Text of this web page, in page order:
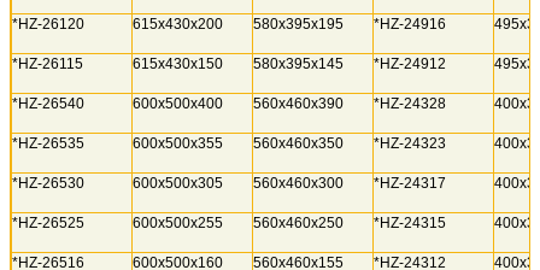
*HZ-26120 615x430x200 580x395x195 *HZ-24916
*HZ-26115 615x430x150 580x395x145 *HZ-24912
*HZ-26540 600x500x400 560x460x390 *HZ-24328
*HZ-26535 600x500x355 560x460x350 *HZ-24323
*HZ-26530 600x500x305 560x460x300 *HZ-24317
*HZ-26525 600x500x255 560x460x250 *HZ-24315
*HZ-26516 600x500x160 560x460x155 *HZ-24312